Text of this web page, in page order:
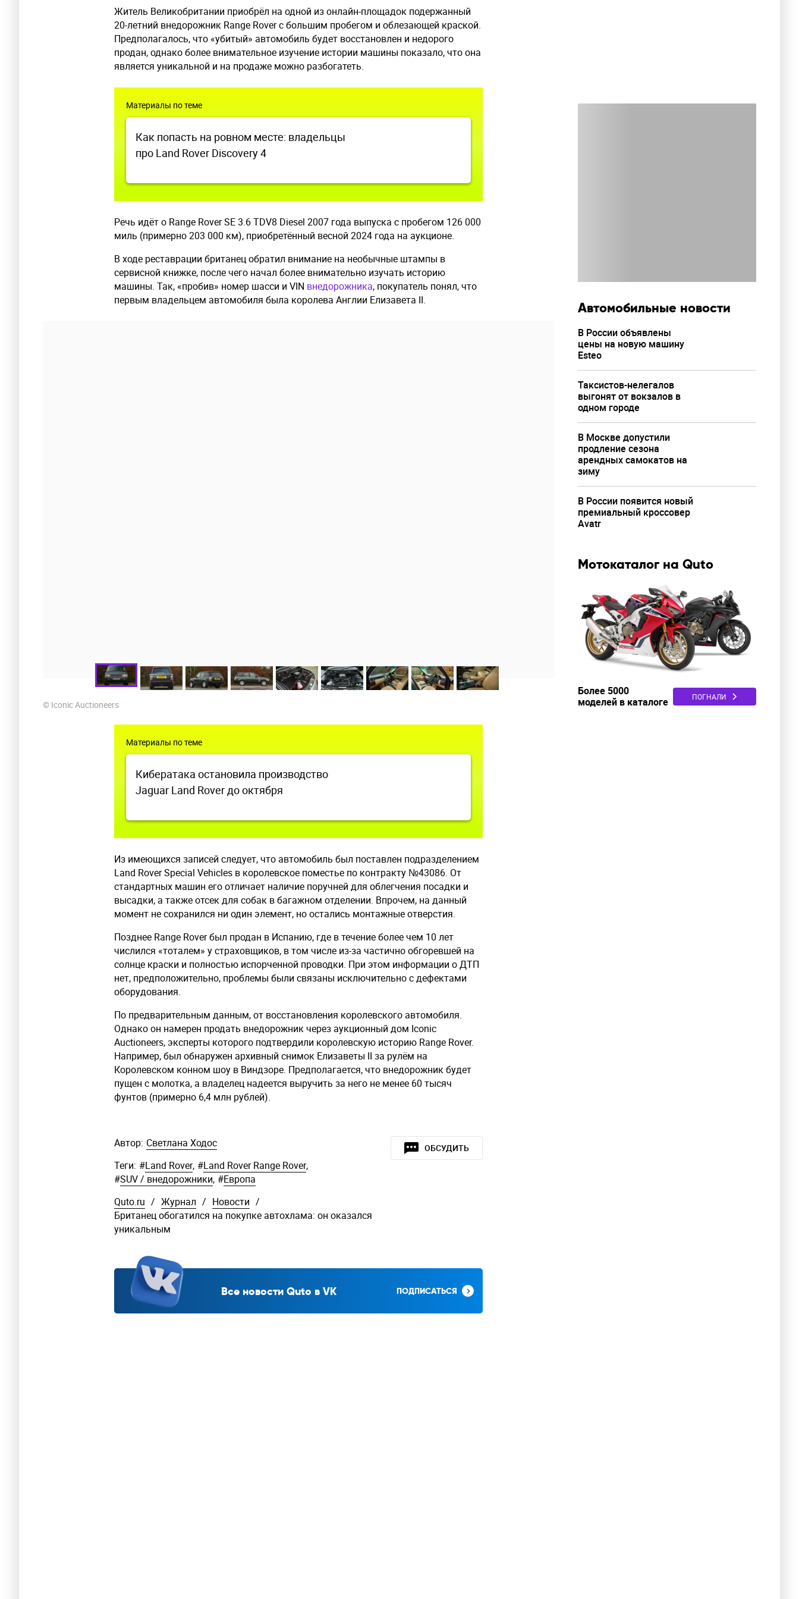
Житель Великобритании приобрёл на одной из онлайн-площадок подержанный
20-летний внедорожник Range Rover с большим пробегом и облезающей краской.
Предполагалось, что «убитый» автомобиль будет восстановлен и недорого
продан, однако более внимательное изучение истории машины показало, что она
является уникальной и на продаже можно разбогатеть.
Материалы по теме
Как попасть на ровном месте: владельцы
про Land Rover Discovery 4
Речь идёт о Range Rover SE 3.6 TDV8 Diesel 2007 года выпуска с пробегом 126 000
миль (примерно 203 000 км), приобретённый весной 2024 года на аукционе.
В ходе реставрации британец обратил внимание на необычные штампы в
сервисной книжке, после чего начал более внимательно изучать историю
машины. Так, «пробив» номер шасси и VIN внедорожника, покупатель понял, что
первым владельцем автомобиля была королева Англии Елизавета II.
© Iconic Auctioneers
Материалы по теме
Кибератака остановила производство
Jaguar Land Rover до октября
Из имеющихся записей следует, что автомобиль был поставлен подразделением
Land Rover Special Vehicles в королевское поместье по контракту №43086. От
стандартных машин его отличает наличие поручней для облегчения посадки и
высадки, а также отсек для собак в багажном отделении. Впрочем, на данный
момент не сохранился ни один элемент, но остались монтажные отверстия.
Позднее Range Rover был продан в Испанию, где в течение более чем 10 лет
числился «тоталем» у страховщиков, в том числе из-за частично обгоревшей на
солнце краски и полностью испорченной проводки. При этом информации о ДТП
нет, предположительно, проблемы были связаны исключительно с дефектами
оборудования.
По предварительным данным, от восстановления королевского автомобиля.
Однако он намерен продать внедорожник через аукционный дом Iconic
Auctioneers, эксперты которого подтвердили королевскую историю Range Rover.
Например, был обнаружен архивный снимок Елизаветы II за рулём на
Королевском конном шоу в Виндзоре. Предполагается, что внедорожник будет
пущен с молотка, а владелец надеется выручить за него не менее 60 тысяч
фунтов (примерно 6,4 млн рублей).
ОБСУДИТЬ
Автор: Светлана Ходос
Теги: #Land Rover, #Land Rover Range Rover,
#SUV / внедорожники, #Европа
Quto.ru / Журнал / Новости /
Британец обогатился на покупке автохлама: он оказался
уникальным
Все новости Quto в VK ПОДПИСАТЬСЯ
Автомобильные новости
В России объявлены
цены на новую машину
Esteo
Таксистов-нелегалов
выгонят от вокзалов в
одном городе
В Москве допустили
продление сезона
арендных самокатов на
зиму
В России появится новый
премиальный кроссовер
Avatr
Мотокаталог на Quto
Более 5000
моделей в каталоге
ПОГНАЛИ